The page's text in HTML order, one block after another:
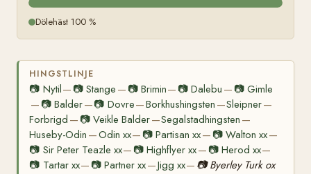
Dölehäst 100 %
HINGSTLINJE
📷 Nytil— 📷Stange — 📷 Brimin— 📷 Dalebu — 📷Gimle
— 📷Balder—📷 Dovre—Borkhushingsten —Sleipner—
Forbrigd — 📷Veikle Balder—Segalstadhingsten —
Huseby-Odin —Odin xx— 📷Partisan xx— 📷Walton xx—
📷 Sir Peter Teazle xx— 📷Highflyer xx— 📷 Herod xx—
📷 Tartar xx— 📷Partner xx—Jigg xx— 📷 Byerley Turk ox